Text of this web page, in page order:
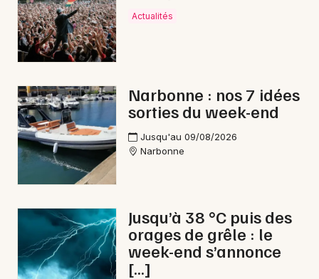
Actualités
Narbonne : nos 7 idées
sorties du week-end
Jusqu'au 09/08/2026
Narbonne
Jusqu’à 38 °C puis des
orages de grêle : le
week-end s’annonce
[…]